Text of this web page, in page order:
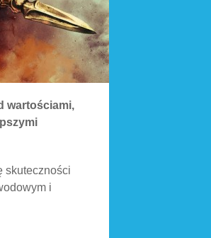
wartościami,
skuteczności
i